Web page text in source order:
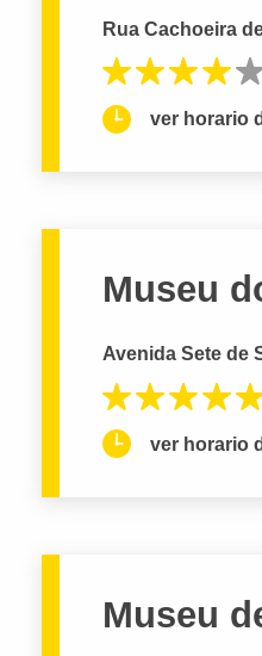
Rua Cachoeira
ver horario
Museu
Avenida Sete de
ver horario
Museu